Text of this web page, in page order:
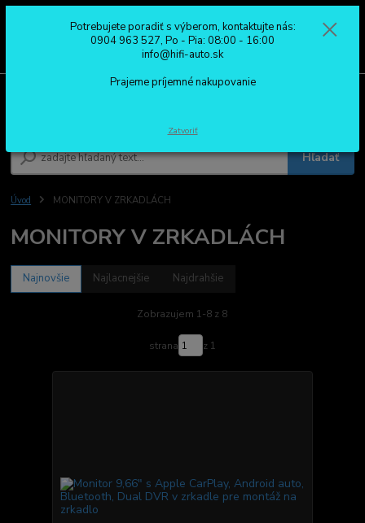
Hľadať
0904 963 527
Po - Pia: 08:00 - 16:00
Úvod MONITORY V ZRKADLÁCH
MONITORY V ZRKADLÁCH
Najnovšie Najlacnejšie Najdrahšie
Zobrazujem 1-8 z 8
strana z 1
Potrebujete poradiť s výberom, kontaktujte nás:
0904 963 527, Po - Pia: 08:00 - 16:00
info@hifi-auto.sk
Prajeme príjemné nakupovanie
Zatvoriť